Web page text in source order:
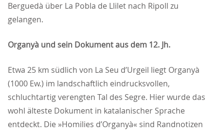
Berguedà über La Pobla de Llilet nach Ripoll zu
gelangen.
Organyà und sein Dokument aus dem 12. Jh.
Etwa 25 km südlich von La Seu d’Urgeil liegt Organyà
(1000 Ew.) im landschaftlich eindrucksvollen,
schluchtartig verengten Tal des Segre. Hier wurde das
wohl älteste Dokument in katalanischer Sprache
entdeckt. Die »Homilies d’Organyà« sind Randnotizen